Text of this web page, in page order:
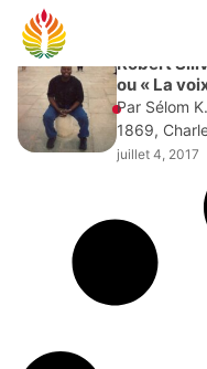
JUILLET 4, 2017
Robert
ou « La
Par Sélom
1869,
poèmes Le
dédicace
juillet 4, 2017